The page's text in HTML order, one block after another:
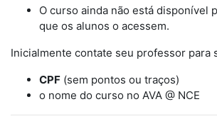
O curso ainda não está disponível
que os alunos o acessem.
Inicialmente contate seu professor para
CPF (sem pontos ou traços)
o nome do curso no AVA @ NCE